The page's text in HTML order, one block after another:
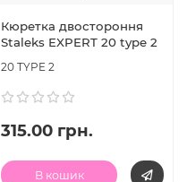
Кюретка двостороння
Staleks EXPERT 20 type 2
20 TYPE 2
315.00 грн.
В кошик